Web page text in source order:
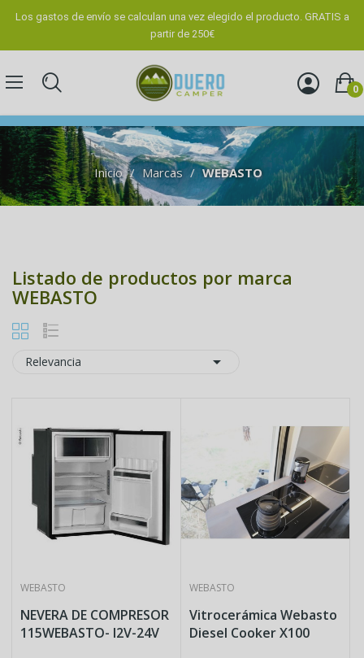
Los gastos de envío se calculan una vez elegido el producto. GRATIS a
partir de 250€
0
Inicio Marcas WEBASTO
Listado de productos por marca
WEBASTO
Relevancia 
WEBASTO
NEVERA DE COMPRESOR
115WEBASTO- I2V-24V
WEBASTO
Vitrocerámica Webasto
Diesel Cooker X100